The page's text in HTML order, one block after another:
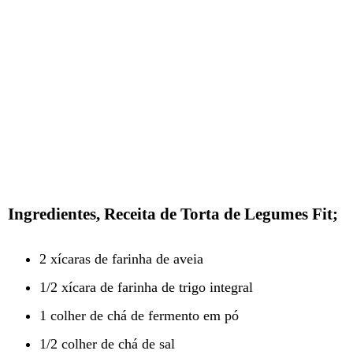
Ingredientes, Receita de Torta de Legumes Fit;
2 xícaras de farinha de aveia
1/2 xícara de farinha de trigo integral
1 colher de chá de fermento em pó
1/2 colher de chá de sal